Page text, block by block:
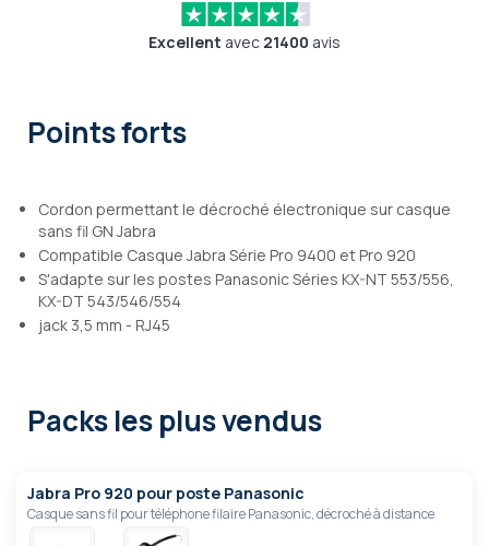
Excellent avec 21400 avis
Points forts
Cordon permettant le décroché électronique sur casque
sans fil GN Jabra
Compatible Casque Jabra Série Pro 9400 et Pro 920
S'adapte sur les postes Panasonic Séries KX-NT 553/556,
KX-DT 543/546/554
jack 3,5 mm - RJ45
Packs les plus vendus
Jabra Pro 920 pour poste Panasonic
Casque sans fil pour téléphone filaire Panasonic, décroché à distance